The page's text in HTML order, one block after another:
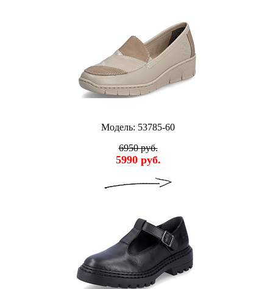
Модель: 53785-60
6950 руб.
5990 руб.